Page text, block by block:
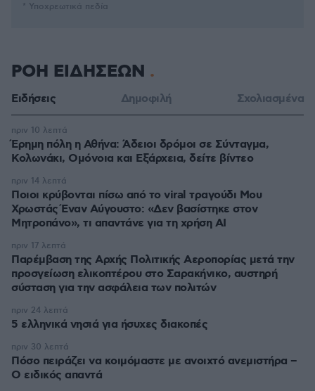
* Υποχρεωτικά πεδία
ΡΟΗ ΕΙΔΗΣΕΩΝ
Ειδήσεις Δημοφιλή Σχολιασμένα
Έρημη πόλη η Αθήνα: Άδειοι δρόμοι σε Σύνταγμα,
Κολωνάκι, Ομόνοια και Εξάρχεια, δείτε βίντεο
πριν 10 λεπτά
Ποιοι κρύβονται πίσω από το viral τραγούδι Μου
Χρωστάς Έναν Αύγουστο: «Δεν βασίστηκε στον
Μητροπάνο», τι απαντάνε για τη χρήση AI
πριν 14 λεπτά
Παρέμβαση της Αρχής Πολιτικής Αεροπορίας μετά την
προσγείωση ελικοπτέρου στο Σαρακήνικο, αυστηρή
σύσταση για την ασφάλεια των πολιτών
πριν 17 λεπτά
5 ελληνικά νησιά για ήσυχες διακοπές
πριν 24 λεπτά
Πόσο πειράζει να κοιμόμαστε με ανοιχτό ανεμιστήρα –
Ο ειδικός απαντά
πριν 30 λεπτά